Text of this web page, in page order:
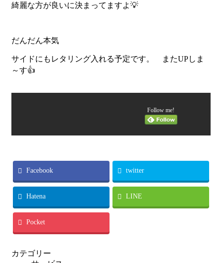
綺麗な方が良いに決まってますよ💡
だんだん本気
サイドにもレタリング入れる予定です。 またUPしま
～す👍
Follow me!
Facebook twitter
Hatena LINE
Pocket
カテゴリー